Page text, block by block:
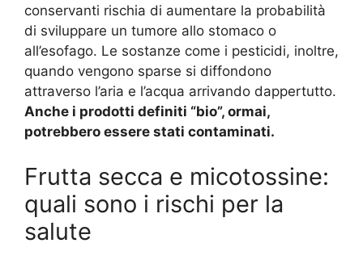
conservanti rischia di aumentare la probabilità
di sviluppare un tumore allo stomaco o
all’esofago. Le sostanze come i pesticidi, inoltre,
quando vengono sparse si diffondono
attraverso l’aria e l’acqua arrivando dappertutto.
Anche i prodotti definiti “bio”, ormai,
potrebbero essere stati contaminati.
Frutta secca e micotossine:
quali sono i rischi per la
salute